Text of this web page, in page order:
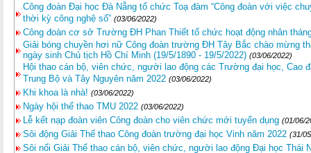
Công đoàn Đại học Đà Nẵng tổ chức Toạ đàm “Công đoàn với việc
thời kỳ công nghệ số” (03/06/2022)
Công đoàn cơ sở Trường ĐH Phan Thiết tổ chức hoạt động nhân
Giải bóng chuyền hơi nữ Công đoàn trường ĐH Tây Bắc chào mừng
ngày sinh Chủ tịch Hồ Chí Minh (19/5/1890 - 19/5/2022) (03/06/2022)
Hội thao cán bộ, viên chức, người lao động các Trường đại học, Cao
Trung Bộ và Tây Nguyên năm 2022 (03/06/2022)
Khi khoa là nhà! (03/06/2022)
Ngày hội thể thao TMU 2022 (03/06/2022)
Lễ kết nạp đoàn viên Công đoàn cho viên chức mới tuyển dụng (01/06/
Sôi động Giải Thể thao Công đoàn trường đại học Vinh năm 2022 (31/
Sôi nổi Giải Thể thao cán bộ, viên chức, người lao động Đại học Thái